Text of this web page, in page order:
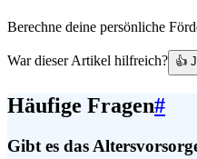
Berechne deine persönliche
War dieser Artikel hilfreich? 👍
Häufige Fragen#
Gibt es das